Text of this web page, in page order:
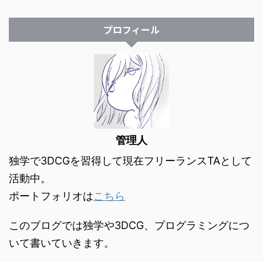
プロフィール
管理人
独学で3DCGを習得して現在フリーランスTAとして
活動中。
ポートフォリオはこちら
このブログでは独学や3DCG、プログラミングにつ
いて書いていきます。